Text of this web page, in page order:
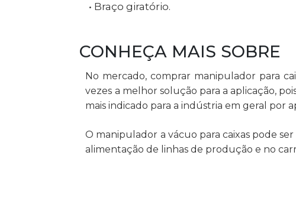
• Braço giratório.
CONHEÇA MAIS SOBRE
No mercado, comprar manipulador para
vezes a melhor solução para a aplicação,
mais indicado para a indústria em geral
O manipulador a vácuo para caixas pode
alimentação de linhas de produção e no